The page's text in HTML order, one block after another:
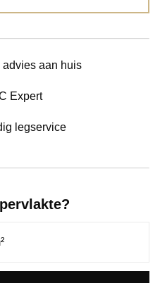
advies aan huis
Expert
legservice